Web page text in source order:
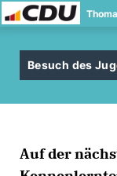
Besuch des
Auf der